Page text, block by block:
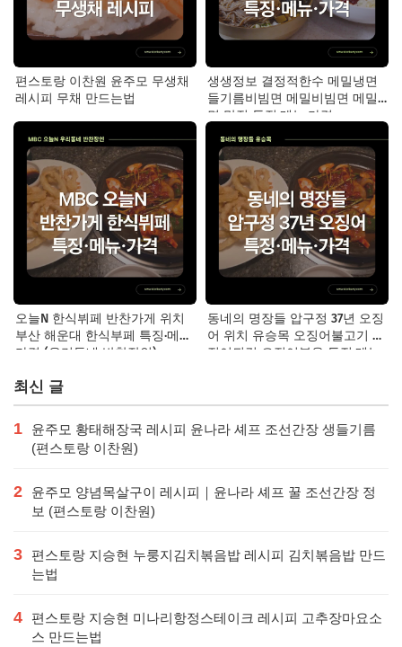
편스토랑 이찬원 윤주모 무생채
레시피 무채 만드는법
생생정보 결정적한수 메밀냉면
들기름비빔면 메밀비빔면 메밀
면 맛집 특징·메뉴·가격
오늘N 한식뷔페 반찬가게 위치
부산 해운대 한식부페 특징·메뉴·
가격 (우리동네 반찬장인)
동네의 명장들 압구정 37년 오징
어 위치 유승목 오징어불고기 오
징어튀김 오징어볶음 특징·메뉴·
최신 글
1
윤주모 황태해장국 레시피 윤나라 셰프 조선간장 생들기름
(편스토랑 이찬원)
2
윤주모 양념목살구이 레시피｜윤나라 셰프 꿀 조선간장 정
보 (편스토랑 이찬원)
3
편스토랑 지승현 누룽지김치볶음밥 레시피 김치볶음밥 만드
는법
4
편스토랑 지승현 미나리항정스테이크 레시피 고추장마요소
스 만드는법